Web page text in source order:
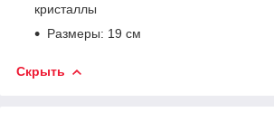
кристаллы
Размеры: 19 см
Скрыть